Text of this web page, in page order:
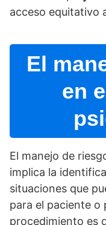
acceso equitativo
El
en
El manejo de
implica la
situaciones que
para el paciente o
procedimiento es